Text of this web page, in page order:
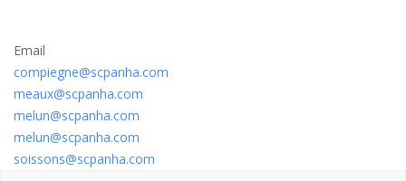
Email
compiegne@scpanha.com
meaux@scpanha.com
melun@scpanha.com
melun@scpanha.com
soissons@scpanha.com